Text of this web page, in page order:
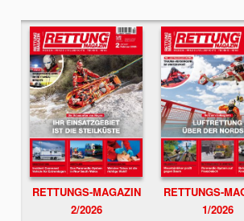
RETTUNGS-MAGAZIN
2/2026
RETTUNGS-
1/2026